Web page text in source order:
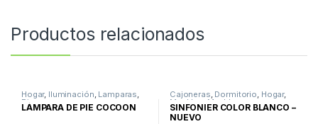
Productos relacionados
Hogar, Iluminación, Lamparas,
Pie
LÁMPARA DE PIE COCOON
Cajoneras, Dormitorio, Hogar,
Muebles,Muebles nuevos
SINFONIER COLOR BLANCO –
NUEVO